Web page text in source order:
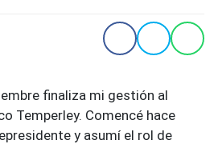
finaliza mi gestión al
Temperley. Comencé hace
y asumí el rol de